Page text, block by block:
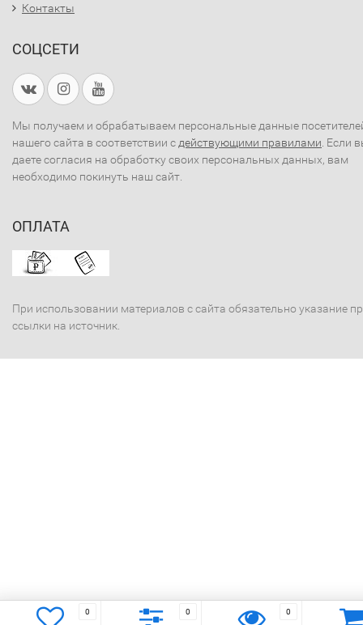
Контакты
СОЦСЕТИ
Мы получаем и обрабатываем персональные данные
нашего сайта в соответствии с действующими правилами . Если
даете согласия на обработку своих персональных данных, вам
необходимо покинуть наш сайт.
ОПЛАТА
При использовании материалов с сайта обязательно указание
ссылки на источник.
0 0 0